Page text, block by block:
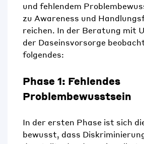
und fehlendem
zu Awareness und
reichen. In der Beratung mit
der Daseinsvorsorge
folgendes:
Phase 1: Fehlendes
Problembewusstsein
In der ersten Phase ist sich
bewusst, dass